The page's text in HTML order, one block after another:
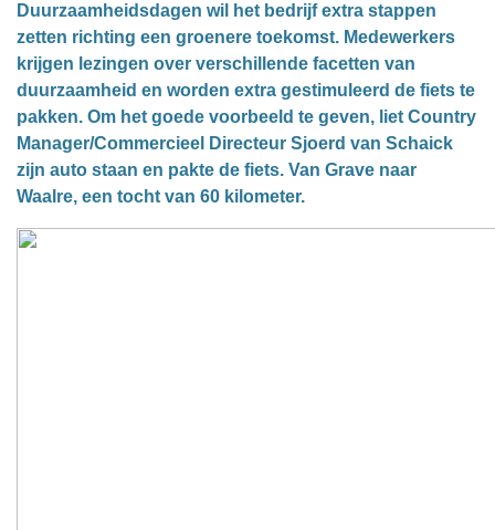
Duurzaamheidsdagen wil het bedrijf extra stappen
zetten richting een groenere toekomst. Medewerkers
krijgen lezingen over verschillende facetten van
duurzaamheid en worden extra gestimuleerd de fiets te
pakken. Om het goede voorbeeld te geven, liet Country
Manager/Commercieel Directeur Sjoerd van Schaick
zijn auto staan en pakte de fiets. Van Grave naar
Waalre, een tocht van 60 kilometer.